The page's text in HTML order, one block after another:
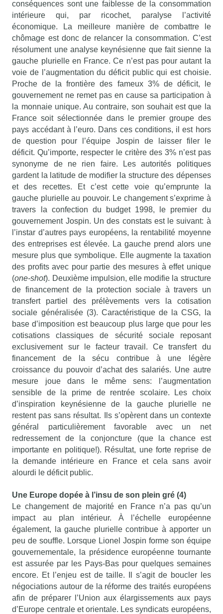
conséquences sont une faiblesse de la consommation
intérieure qui, par ricochet, paralyse l’activité
économique. La meilleure manière de combattre le
chômage est donc de relancer la consommation. C’est
résolument une analyse keynésienne que fait sienne la
gauche plurielle en France. Ce n’est pas pour autant la
voie de l’augmentation du déficit public qui est choisie.
Proche de la frontière des fameux 3% de déficit, le
gouvernement ne remet pas en cause sa participation à
la monnaie unique. Au contraire, son souhait est que la
France soit sélectionnée dans le premier groupe des
pays accédant à l’euro. Dans ces conditions, il est hors
de question pour l’équipe Jospin de laisser filer le
déficit. Qu’importe, respecter le critère des 3% n’est pas
synonyme de ne rien faire. Les autorités politiques
gardent la latitude de modifier la structure des dépenses
et des recettes. Et c’est cette voie qu’emprunte la
gauche plurielle au pouvoir. Le changement s’exprime à
travers la confection du budget 1998, le premier du
gouvernement Jospin. Un des constats est le suivant: à
l’instar d’autres pays européens, la rentabilité moyenne
des entreprises est élevée. La gauche prend alors une
mesure plus que symbolique. Elle augmente la taxation
des profits avec pour partie des mesures à effet unique
(one-shot). Deuxième impulsion, elle modifie la structure
de financement de la protection sociale à travers un
transfert partiel des prélèvements vers la cotisation
sociale généralisée (3). Caractéristique de la CSG, la
base d’imposition est beaucoup plus large que pour les
cotisations classiques de sécurité sociale reposant
exclusivement sur le facteur travail. Ce transfert du
financement de la sécu contribue à une légère
croissance du pouvoir d’achat des salariés. Une autre
mesure joue dans le même sens: l’augmentation
sensible de la prime de rentrée scolaire. Les choix
d’inspiration keynésienne de la gauche plurielle ne
restent pas sans résultat. Ils s’opèrent dans un contexte
général particulièrement favorable avec un net
redressement de la conjoncture (que la chance est
importante en politique!). Résultat, une forte reprise de
la demande intérieure en France et cela sans avoir
alourdi le déficit public.
Une Europe dopée à l’insu de son plein gré (4)
Le changement de majorité en France n’a pas qu’un
impact au plan intérieur. À l’échelle européenne
également, la gauche plurielle contribue à apporter un
peu de souffle. Lorsque Lionel Jospin forme son équipe
gouvernementale, la présidence européenne tournante
est assurée par les Pays-Bas pour quelques semaines
encore. Et l’enjeu est de taille. Il s’agit de boucler les
négociations autour de la réforme des traités européens
afin de préparer l’Union aux élargissements aux pays
d’Europe centrale et orientale. Les syndicats européens,